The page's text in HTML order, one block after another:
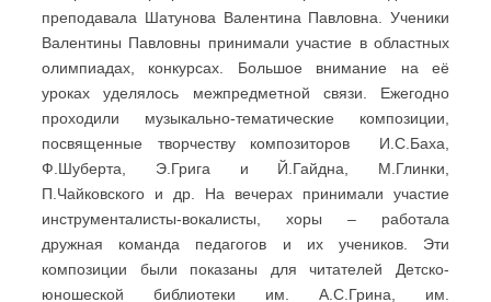
преподавала Шатунова Валентина Павловна. Ученики
Валентины Павловны принимали участие в областных
олимпиадах, конкурсах. Большое внимание на её
уроках уделялось межпредметной связи. Ежегодно
проходили музыкально-тематические композиции,
посвященные творчеству композиторов И.С.Баха,
Ф.Шуберта, Э.Грига и Й.Гайдна, М.Глинки,
П.Чайковского и др. На вечерах принимали участие
инструменталисты-вокалисты, хоры – работала
дружная команда педагогов и их учеников. Эти
композиции были показаны для читателей Детско-
юношеской библиотеки им. А.С.Грина, им.